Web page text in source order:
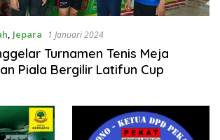
, Jepara 1 Januari 2024
Turnamen Tenis Meja
Piala Bergilir Latifun Cup